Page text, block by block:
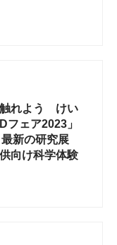
触れよう けい
フェア2023」
新の研究展
向け科学体験